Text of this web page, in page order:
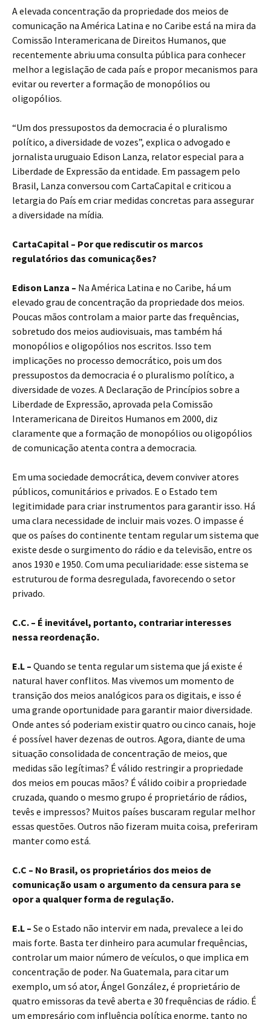
A elevada concentração da propriedade dos meios de
comunicação na América Latina e no Caribe está na mira da
Comissão Interamericana de Direitos Humanos, que
recentemente abriu uma consulta pública para conhecer
melhor a legislação de cada país e propor mecanismos para
evitar ou reverter a formação de monopólios ou
oligopólios.
“Um dos pressupostos da democracia é o pluralismo
político, a diversidade de vozes”, explica o advogado e
jornalista uruguaio Edison Lanza, relator especial para a
Liberdade de Expressão da entidade. Em passagem pelo
Brasil, Lanza conversou com CartaCapital e criticou a
letargia do País em criar medidas concretas para assegurar
a diversidade na mídia.
CartaCapital – Por que rediscutir os marcos
regulatórios das comunicações?
Edison Lanza – Na América Latina e no Caribe, há um
elevado grau de concentração da propriedade dos meios.
Poucas mãos controlam a maior parte das frequências,
sobretudo dos meios audiovisuais, mas também há
monopólios e oligopólios nos escritos. Isso tem
implicações no processo democrático, pois um dos
pressupostos da democracia é o pluralismo político, a
diversidade de vozes. A Declaração de Princípios sobre a
Liberdade de Expressão, aprovada pela Comissão
Interamericana de Direitos Humanos em 2000, diz
claramente que a formação de monopólios ou oligopólios
de comunicação atenta contra a democracia.
Em uma sociedade democrática, devem conviver atores
públicos, comunitários e privados. E o Estado tem
legitimidade para criar instrumentos para garantir isso. Há
uma clara necessidade de incluir mais vozes. O impasse é
que os países do continente tentam regular um sistema que
existe desde o surgimento do rádio e da televisão, entre os
anos 1930 e 1950. Com uma peculiaridade: esse sistema se
estruturou de forma desregulada, favorecendo o setor
privado.
C.C. – É inevitável, portanto, contrariar interesses
nessa reordenação.
E.L – Quando se tenta regular um sistema que já existe é
natural haver conflitos. Mas vivemos um momento de
transição dos meios analógicos para os digitais, e isso é
uma grande oportunidade para garantir maior diversidade.
Onde antes só poderiam existir quatro ou cinco canais, hoje
é possível haver dezenas de outros. Agora, diante de uma
situação consolidada de concentração de meios, que
medidas são legítimas? É válido restringir a propriedade
dos meios em poucas mãos? É válido coibir a propriedade
cruzada, quando o mesmo grupo é proprietário de rádios,
tevês e impressos? Muitos países buscaram regular melhor
essas questões. Outros não fizeram muita coisa, preferiram
manter como está.
C.C – No Brasil, os proprietários dos meios de
comunicação usam o argumento da censura para se
opor a qualquer forma de regulação.
E.L – Se o Estado não intervir em nada, prevalece a lei do
mais forte. Basta ter dinheiro para acumular frequências,
controlar um maior número de veículos, o que implica em
concentração de poder. Na Guatemala, para citar um
exemplo, um só ator, Ángel González, é proprietário de
quatro emissoras da tevê aberta e 30 frequências de rádio. É
um empresário com influência política enorme, tanto no